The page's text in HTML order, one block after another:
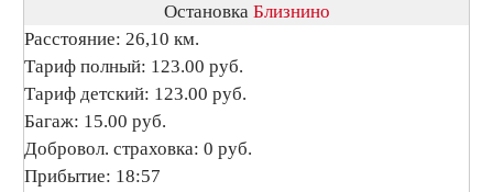
Остановка Близнино
Расстояние: 26,10 км.
Тариф полный: 123.00 руб.
Тариф детский: 123.00 руб.
Багаж: 15.00 руб.
Добровол. страховка: 0 руб.
Прибытие: 18:57